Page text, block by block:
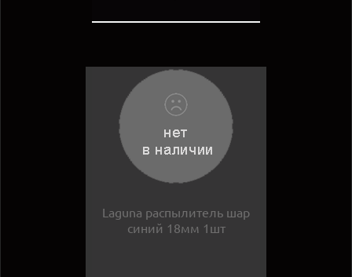
Laguna распылитель шар
синий 18мм 1шт